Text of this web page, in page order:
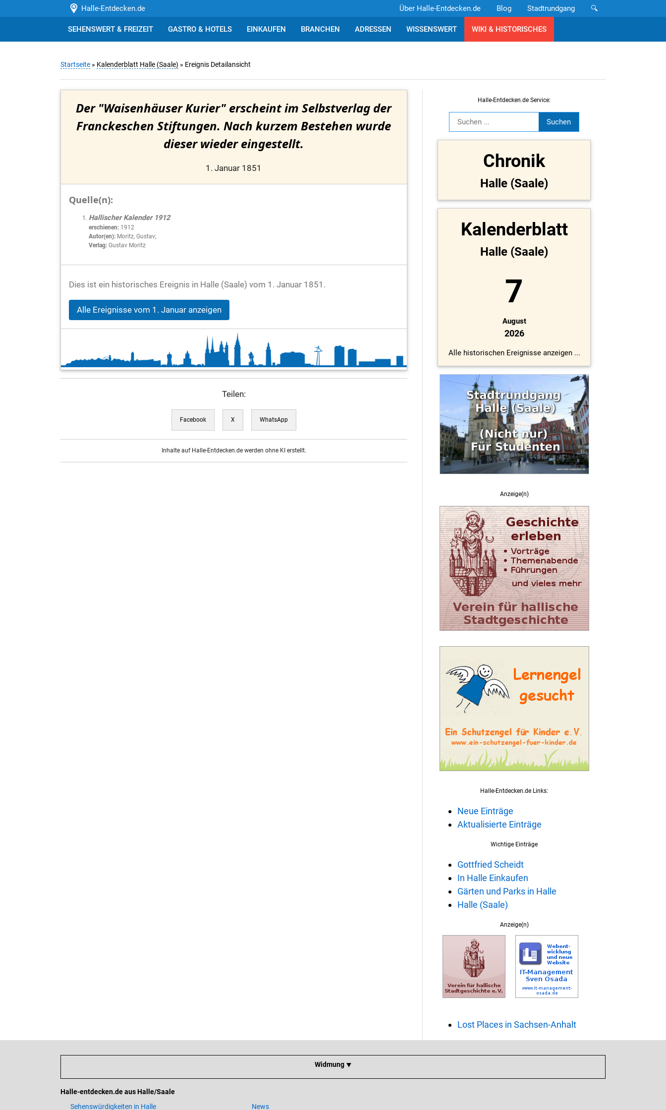
Halle-Entdecken.de 🔍
Stadtrundgang
Blog
Über Halle-Entdecken.de
SEHENSWERT & FREIZEIT GASTRO & HOTELS EINKAUFEN BRANCHEN ADRESSEN WISSENSWERT WIKI & HISTORISCHES
Startseite » Kalenderblatt Halle (Saale) » Ereignis Detailansicht
Der "Waisenhäuser Kurier" erscheint im Selbstverlag der
Franckeschen Stiftungen. Nach kurzem Bestehen wurde
dieser wieder eingestellt.
1. Januar 1851
Quelle(n):
Hallischer Kalender 1912
erschienen: 1912
Autor(en): Moritz, Gustav;
Verlag: Gustav Moritz
Dies ist ein historisches Ereignis in Halle (Saale) vom 1. Januar 1851.
Alle Ereignisse vom 1. Januar anzeigen
Teilen:
Facebook X WhatsApp
Inhalte auf Halle-Entdecken.de werden ohne KI erstellt.
Halle-Entdecken.de Service:
Chronik
Halle (Saale)
Kalenderblatt
Halle (Saale)
7
August
2026
Alle historischen Ereignisse anzeigen ...
Anzeige(n)
Halle-Entdecken.de Links:
Neue Einträge
Aktualisierte Einträge
Wichtige Einträge
Gottfried Scheidt
In Halle Einkaufen
Gärten und Parks in Halle
Halle (Saale)
Anzeige(n)
Lost Places in Sachsen-Anhalt
Widmung ⯆
Halle-entdecken.de aus Halle/Saale
Sehenswürdigkeiten in Halle
News